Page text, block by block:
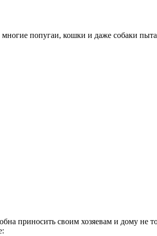
попугаи, кошки и даже собаки
приносить своим хозяевам и дому не